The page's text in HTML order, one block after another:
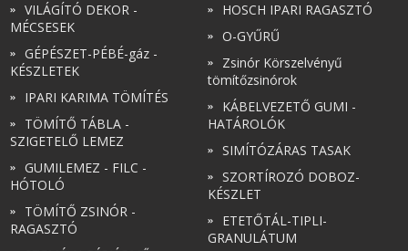
VILÁGÍTÓ DEKOR -
MÉCSESEK
GÉPÉSZET-PÉBÉ-gáz -
KÉSZLETEK
IPARI KARIMA TÖMÍTÉS
TÖMÍTŐ TÁBLA -
SZIGETELŐ LEMEZ
GUMILEMEZ - FILC -
HÓTOLÓ
TÖMÍTŐ ZSINÓR -
RAGASZTÓ
HOSCH IPARI RAGASZTÓ
O-GYŰRŰ
Zsinór Körszelvényű
tömítőzsinórok
KÁBELVEZETŐ GUMI -
HATÁROLÓK
SIMÍTÓZÁRAS TASAK
SZORTÍROZÓ DOBOZ-
KÉSZLET
ETETŐTÁL-TIPLI-
GRANULÁTUM